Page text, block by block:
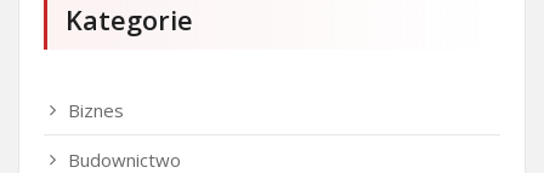
Kategorie
Biznes
Budownictwo